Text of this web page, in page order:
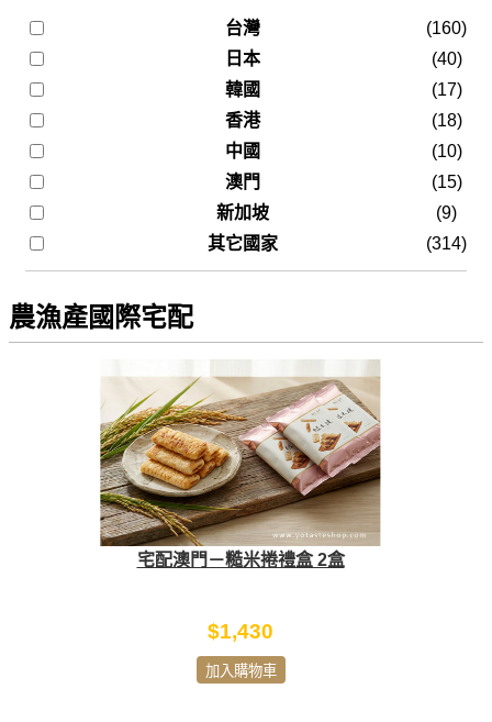
台灣
(160)
日本
(40)
韓國
(17)
香港
(18)
中國
(10)
澳門
(15)
新加坡
(9)
其它國家
(314)
農漁產國際宅配
宅配澳門－糙米捲禮盒 2盒
$1,430
加入購物車